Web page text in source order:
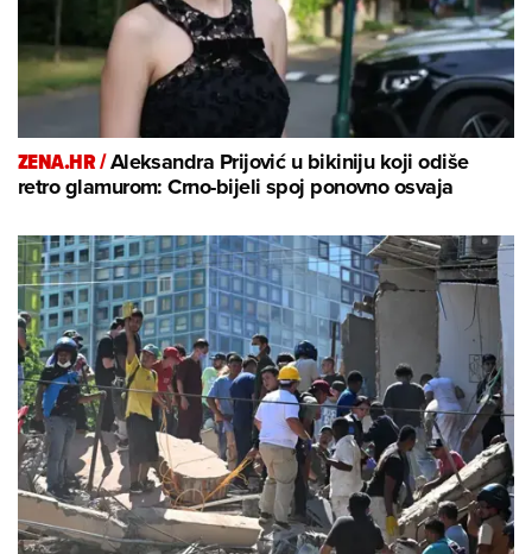
ZENA.HR /Aleksandra Prijović u bikiniju koji odiše
retro glamurom: Crno-bijeli spoj ponovno osvaja